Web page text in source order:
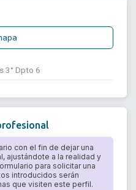
3° Dpto 6
con el fin de dejar una
ajustándote a la realidad y
para solicitar una
introducidos serán
que visiten este perfil.